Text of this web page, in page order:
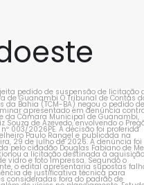
rejeita pedido de suspensão de
licitação da...
1 0